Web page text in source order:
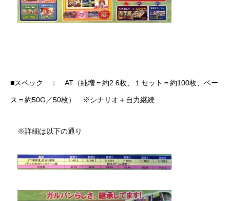
■スペック ： AT（純増＝約2.6枚、１セット＝約100枚、ベー
ス＝約50G／50枚） ※シナリオ＋自力継続
※詳細は以下の通り